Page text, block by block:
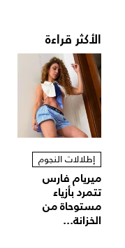
الأكثر قراءة
إطلالات النجوم
ميريام فارس
تتمرد بأزياء
مستوحاة من
الخزانة...